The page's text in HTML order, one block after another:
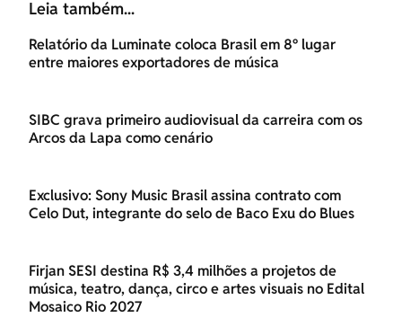
Leia também...
Relatório da Luminate coloca Brasil em 8º lugar
entre maiores exportadores de música
SIBC grava primeiro audiovisual da carreira com os
Arcos da Lapa como cenário
Exclusivo: Sony Music Brasil assina contrato com
Celo Dut, integrante do selo de Baco Exu do Blues
Firjan SESI destina R$ 3,4 milhões a projetos de
música, teatro, dança, circo e artes visuais no Edital
Mosaico Rio 2027